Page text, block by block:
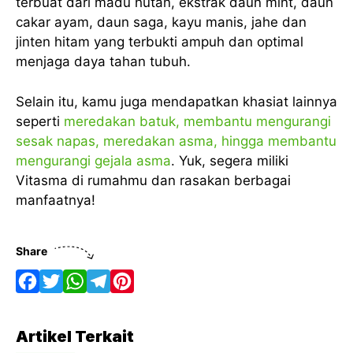
cakar ayam, daun saga, kayu manis, jahe dan
jinten hitam yang terbukti ampuh dan optimal
menjaga daya tahan tubuh.
Selain itu, kamu juga mendapatkan khasiat lainnya
seperti meredakan batuk, membantu mengurangi
sesak napas, meredakan asma, hingga membantu
mengurangi gejala asma. Yuk, segera miliki
Vitasma di rumahmu dan rasakan berbagai
manfaatnya!
Share
a
w
h
Artikel Terkait